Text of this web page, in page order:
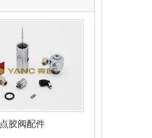
点胶阀配件